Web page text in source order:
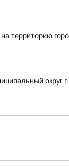
территорию
округ г.